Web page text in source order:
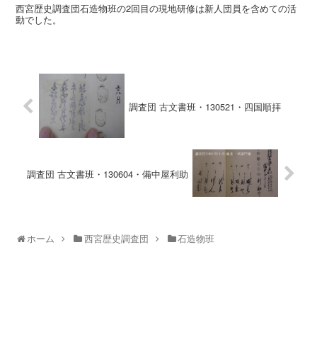
西宮歴史調査団石造物班の2回目の現地研修は新人団員を含めての活
動でした。
調査団 古文書班・130521・四国順拝
調査団 古文書班・130604・備中屋利助
ホーム 西宮歴史調査団 石造物班